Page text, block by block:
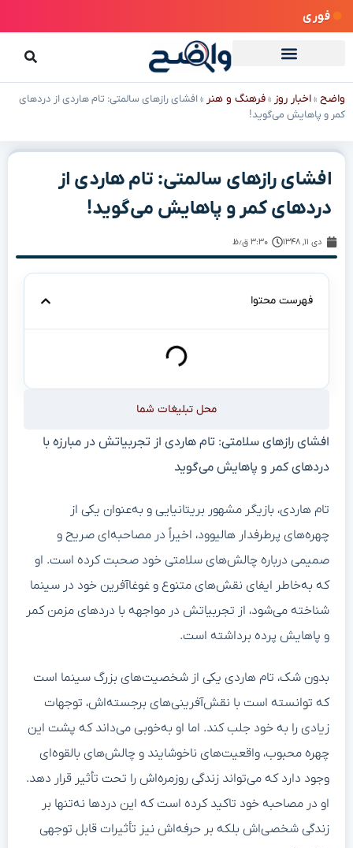
فوری
واضح »اخبار روز »فرهنگ و هنر »افشای رازهای سالمتی: تام هاردی از دردهای
کمر و پاهایش می‌گوید!
افشای رازهای سالمتی: تام هاردی از
دردهای کمر و پاهایش می‌گوید!
دی ۱۱, ۱۳۴۸ ۳:۳۰ ق٫ظ
فهرست محتوا
محل تبلیغات شما
افشای رازهای سلامتی: تام هاردی از تجربیاتش در مبارزه با
دردهای کمر و پاهایش می‌گوید
تام هاردی، بازیگر مشهور بریتانیایی و به‌عنوان یکی از
چهره‌های پرطرفدار هالیوود، اخیراً در مصاحبه‌ای صریح و
صمیمی درباره چالش‌های سلامتی خود صحبت کرده است. او
که به‌خاطر ایفای نقش‌های متنوع و غوغاآفرین خود در سینما
شناخته می‌شود، از تجربیاتش در مواجهه با دردهای مزمن کمر
و پاهایش پرده برداشته است.
بدون شک، تام هاردی یکی از شخصیت‌های بزرگ سینما است
که توانسته است با نقش‌آفرینی‌های برجسته‌اش، توجهات
زیادی را به خود جلب کند. اما او به‌خوبی می‌داند که پشت این
چهره محبوب، واقعیت‌های ناخوشایند و چالش‌های بالقوه‌ای
وجود دارد که می‌تواند زندگی روزمره‌اش را تحت تأثیر قرار دهد.
او در مصاحبه خود تاکید کرده است که این دردها نه‌تنها بر
زندگی شخصی‌اش بلکه بر حرفه‌اش نیز تأثیرات قابل توجهی